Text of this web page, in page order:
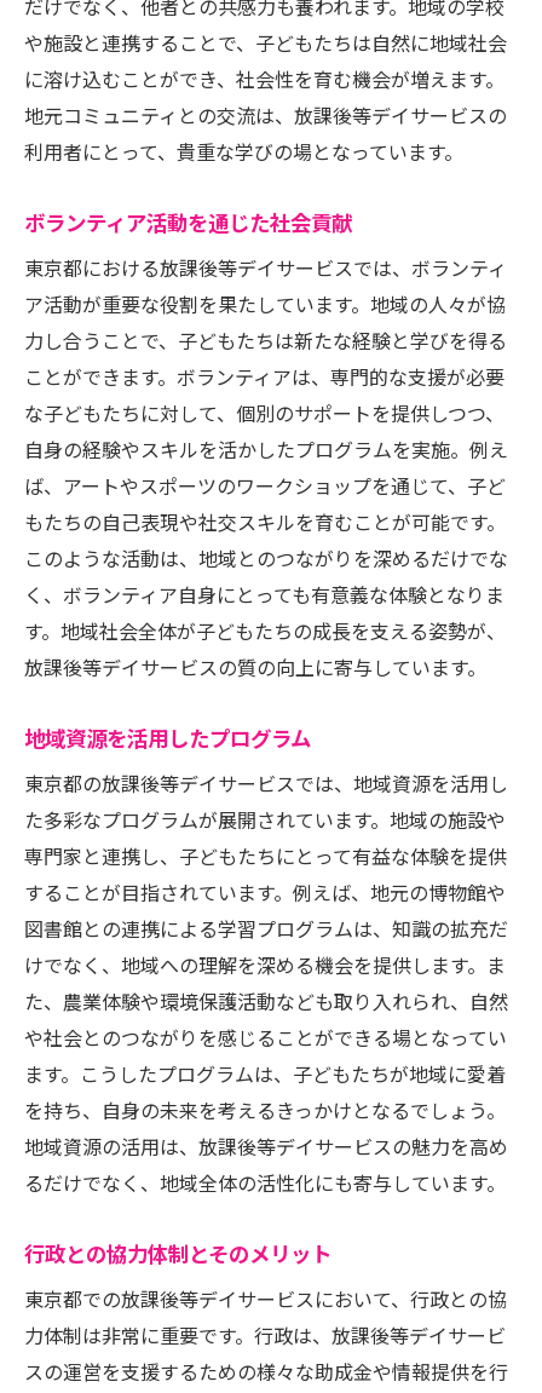
だけでなく、他者との共感力も養われます。地域の学校
や施設と連携することで、子どもたちは自然に地域社会
に溶け込むことができ、社会性を育む機会が増えます。
地元コミュニティとの交流は、放課後等デイサービスの
利用者にとって、貴重な学びの場となっています。
ボランティア活動を通じた社会貢献
東京都における放課後等デイサービスでは、ボランティ
ア活動が重要な役割を果たしています。地域の人々が協
力し合うことで、子どもたちは新たな経験と学びを得る
ことができます。ボランティアは、専門的な支援が必要
な子どもたちに対して、個別のサポートを提供しつつ、
自身の経験やスキルを活かしたプログラムを実施。例え
ば、アートやスポーツのワークショップを通じて、子ど
もたちの自己表現や社交スキルを育むことが可能です。
このような活動は、地域とのつながりを深めるだけでな
く、ボランティア自身にとっても有意義な体験となりま
す。地域社会全体が子どもたちの成長を支える姿勢が、
放課後等デイサービスの質の向上に寄与しています。
地域資源を活用したプログラム
東京都の放課後等デイサービスでは、地域資源を活用し
た多彩なプログラムが展開されています。地域の施設や
専門家と連携し、子どもたちにとって有益な体験を提供
することが目指されています。例えば、地元の博物館や
図書館との連携による学習プログラムは、知識の拡充だ
けでなく、地域への理解を深める機会を提供します。ま
た、農業体験や環境保護活動なども取り入れられ、自然
や社会とのつながりを感じることができる場となってい
ます。こうしたプログラムは、子どもたちが地域に愛着
を持ち、自身の未来を考えるきっかけとなるでしょう。
地域資源の活用は、放課後等デイサービスの魅力を高め
るだけでなく、地域全体の活性化にも寄与しています。
行政との協力体制とそのメリット
東京都での放課後等デイサービスにおいて、行政との協
力体制は非常に重要です。行政は、放課後等デイサービ
スの運営を支援するための様々な助成金や情報提供を行